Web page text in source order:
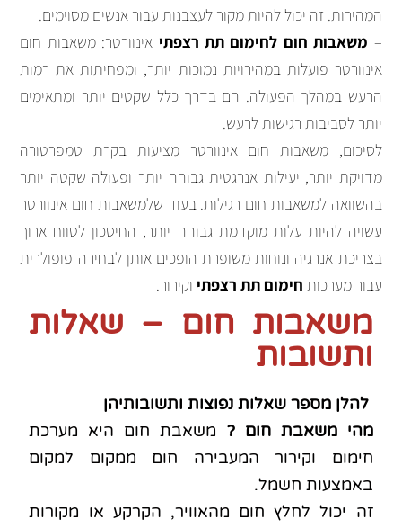
המהירות. זה יכול להיות מקור לעצבנות עבור אנשים מסוימים.
– משאבות חום לחימום תת רצפתי אינוורטר: משאבות חום
אינוורטר פועלות במהירויות נמוכות יותר, ומפחיתות את רמות
הרעש במהלך הפעולה. הם בדרך כלל שקטים יותר ומתאימים
יותר לסביבות רגישות לרעש.
לסיכום, משאבות חום אינוורטר מציעות בקרת טמפרטורה
מדויקת יותר, יעילות אנרגטית גבוהה יותר ופעולה שקטה יותר
בהשוואה למשאבות חום רגילות. בעוד שלמשאבות חום אינוורטר
עשויה להיות עלות מוקדמת גבוהה יותר, החיסכון לטווח ארוך
בצריכת אנרגיה ונוחות משופרת הופכים אותן לבחירה פופולרית
עבור מערכות חימום תת רצפתי וקירור.
משאבות חום – שאלות
ותשובות
להלן מספר שאלות נפוצות ותשובותיהן
מהי משאבת חום ? משאבת חום היא מערכת
חימום וקירור המעבירה חום ממקום למקום
באמצעות חשמל.
זה יכול לחלץ חום מהאוויר, הקרקע או מקורות